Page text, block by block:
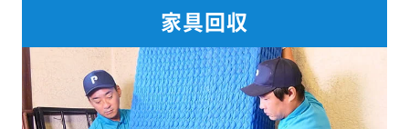
家具回収